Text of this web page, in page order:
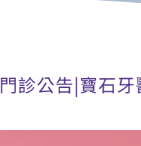
門診公告|寶石